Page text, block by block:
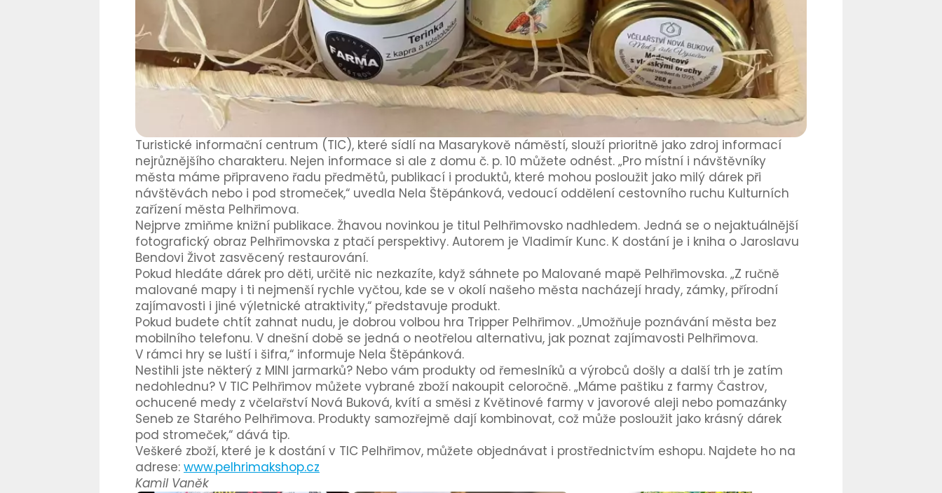
Turistické informační centrum (TIC), které sídlí na Masarykově náměstí, slouží prioritně jako zdroj informací
nejrůznějšího charakteru. Nejen informace si ale z domu č. p. 10 můžete odnést. „Pro místní i návštěvníky
města máme připraveno řadu předmětů, publikací i produktů, které mohou posloužit jako milý dárek při
návštěvách nebo i pod stromeček,“ uvedla Nela Štěpánková, vedoucí oddělení cestovního ruchu Kulturních
zařízení města Pelhřimova.
Nejprve zmiňme knižní publikace. Žhavou novinkou je titul Pelhřimovsko nadhledem. Jedná se o nejaktuálnější
fotografický obraz Pelhřimovska z ptačí perspektivy. Autorem je Vladimír Kunc. K dostání je i kniha o Jaroslavu
Bendovi Život zasvěcený restaurování.
Pokud hledáte dárek pro děti, určitě nic nezkazíte, když sáhnete po Malované mapě Pelhřimovska. „Z ručně
malované mapy i ti nejmenší rychle vyčtou, kde se v okolí našeho města nacházejí hrady, zámky, přírodní
zajímavosti i jiné výletnické atraktivity,“ představuje produkt.
Pokud budete chtít zahnat nudu, je dobrou volbou hra Tripper Pelhřimov. „Umožňuje poznávání města bez
mobilního telefonu. V dnešní době se jedná o neotřelou alternativu, jak poznat zajímavosti Pelhřimova.
V rámci hry se luští i šifra,“ informuje Nela Štěpánková.
Nestihli jste některý z MINI jarmarků? Nebo vám produkty od řemeslníků a výrobců došly a další trh je zatím
nedohlednu? V TIC Pelhřimov můžete vybrané zboží nakoupit celoročně. „Máme paštiku z farmy Častrov,
ochucené medy z včelařství Nová Buková, kvítí a směsi z Květinové farmy v javorové aleji nebo pomazánky
Seneb ze Starého Pelhřimova. Produkty samozřejmě dají kombinovat, což může posloužit jako krásný dárek
pod stromeček,“ dává tip.
Veškeré zboží, které je k dostání v TIC Pelhřimov, můžete objednávat i prostřednictvím eshopu. Najdete ho na
adrese: www.pelhrimakshop.cz
Kamil Vaněk